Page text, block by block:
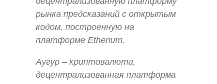
рынка предсказаний с открытым
кодом, построенную на
платформе Etherium.
Аугур – криптовалюта,
децентрализованная платформа